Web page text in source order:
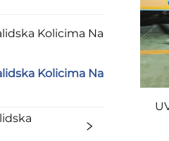
Kolicima Na
Kolicima Na